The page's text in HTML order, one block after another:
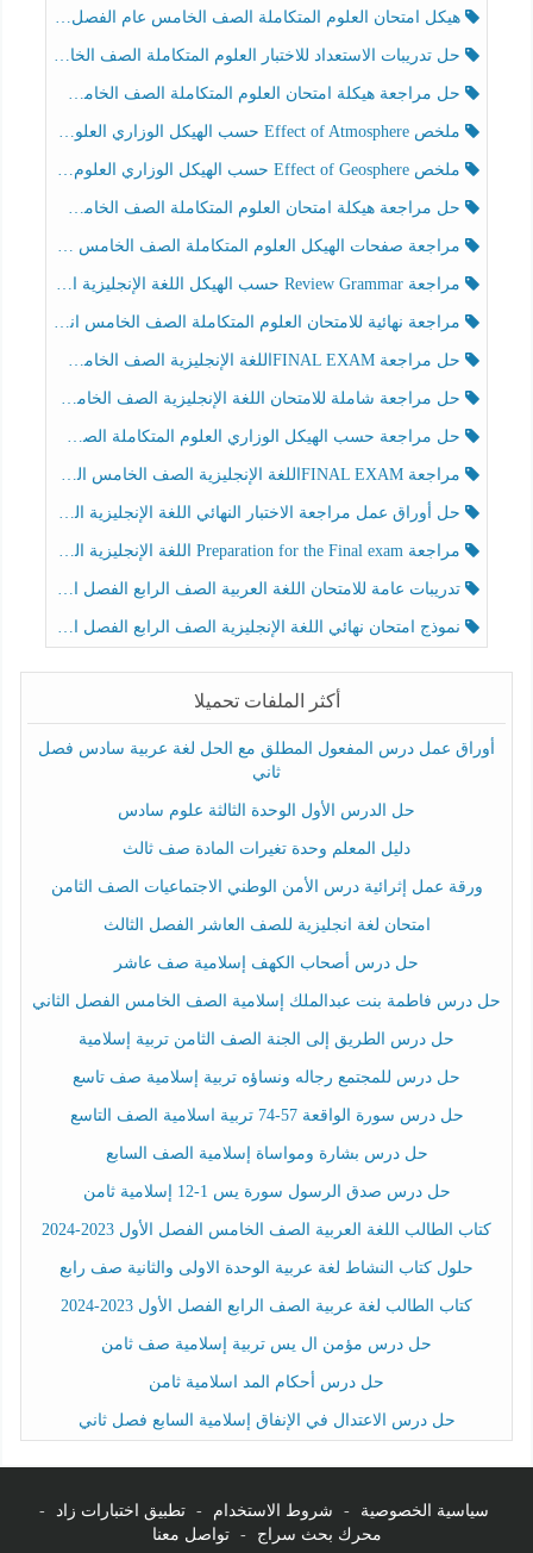
هيكل امتحان العلوم المتكاملة الصف الخامس عام الفصل الدراسي الثالث 2025-2026
حل تدريبات الاستعداد للاختبار العلوم المتكاملة الصف الخامس عام الفصل الثالث
حل مراجعة هيكلة امتحان العلوم المتكاملة الصف الخامس انسبير الفصل الثالث
ملخص Effect of Atmosphere حسب الهيكل الوزاري العلوم المتكاملة الصف الخامس انسبير الفصل الثالث
ملخص Effect of Geosphere حسب الهيكل الوزاري العلوم المتكاملة الصف الخامس انسبير الفصل الثالث
حل مراجعة هيكلة امتحان العلوم المتكاملة الصف الخامس عام الفصل الثالث
مراجعة صفحات الهيكل العلوم المتكاملة الصف الخامس انسبير الفصل الثالث
مراجعة Review Grammar حسب الهيكل اللغة الإنجليزية الصف الخامس الفصل الثالث
مراجعة نهائية للامتحان العلوم المتكاملة الصف الخامس انسبير الفصل الثالث
حل مراجعة FINAL EXAMاللغة الإنجليزية الصف الخامس الفصل الثالث
حل مراجعة شاملة للامتحان اللغة الإنجليزية الصف الخامس الفصل الثالث
حل مراجعة حسب الهيكل الوزاري العلوم المتكاملة الصف الخامس عام الفصل الثالث
مراجعة FINAL EXAMاللغة الإنجليزية الصف الخامس الفصل الثالث
حل أوراق عمل مراجعة الاختبار النهائي اللغة الإنجليزية الصف الرابع الفصل الثالث
مراجعة Preparation for the Final exam اللغة الإنجليزية الصف الرابع الفصل الثالث
تدريبات عامة للامتحان اللغة العربية الصف الرابع الفصل الثالث
نموذج امتحان نهائي اللغة الإنجليزية الصف الرابع الفصل الثالث
أكثر الملفات تحميلا
أوراق عمل درس المفعول المطلق مع الحل لغة عربية سادس فصل
ثاني
حل الدرس الأول الوحدة الثالثة علوم سادس
دليل المعلم وحدة تغيرات المادة صف ثالث
ورقة عمل إثرائية درس الأمن الوطني الاجتماعيات الصف الثامن
امتحان لغة انجليزية للصف العاشر الفصل الثالث
حل درس أصحاب الكهف إسلامية صف عاشر
حل درس فاطمة بنت عبدالملك إسلامية الصف الخامس الفصل الثاني
حل درس الطريق إلى الجنة الصف الثامن تربية إسلامية
حل درس للمجتمع رجاله ونساؤه تربية إسلامية صف تاسع
حل درس سورة الواقعة 57-74 تربية اسلامية الصف التاسع
حل درس بشارة ومواساة إسلامية الصف السابع
حل درس صدق الرسول سورة يس 1-12 إسلامية ثامن
كتاب الطالب اللغة العربية الصف الخامس الفصل الأول 2023-2024
حلول كتاب النشاط لغة عربية الوحدة الاولى والثانية صف رابع
كتاب الطالب لغة عربية الصف الرابع الفصل الأول 2023-2024
حل درس مؤمن ال يس تربية إسلامية صف ثامن
حل درس أحكام المد اسلامية ثامن
حل درس الاعتدال في الإنفاق إسلامية السابع فصل ثاني
سياسية الخصوصية - شروط الاستخدام - تطبيق اختبارات زاد
-
محرك بحث سراج
- تواصل معنا